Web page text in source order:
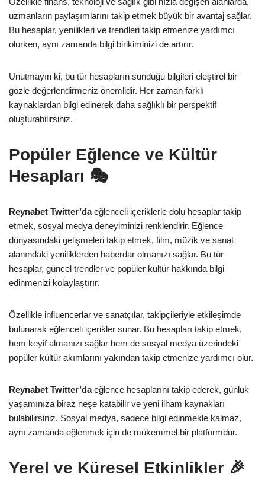
uzmanların paylaşımlarını takip etmek büyük bir avantaj sağlar.
Bu hesaplar, yenilikleri ve trendleri takip etmenize yardımcı
olurken, aynı zamanda bilgi birikiminizi de artırır.
Unutmayın ki, bu tür hesapların sunduğu bilgileri eleştirel bir
gözle değerlendirmeniz önemlidir. Her zaman farklı
kaynaklardan bilgi edinerek daha sağlıklı bir perspektif
oluşturabilirsiniz.
Popüler Eğlence ve Kültür
Hesapları 🎭
Reynabet Twitter’daeğlenceli içeriklerle dolu hesaplar takip
etmek, sosyal medya deneyiminizi renklendirir. Eğlence
dünyasındaki gelişmeleri takip etmek, film, müzik ve sanat
alanındaki yeniliklerden haberdar olmanızı sağlar. Bu tür
hesaplar, güncel trendler ve popüler kültür hakkında bilgi
edinmenizi kolaylaştırır.
Özellikle influencerlar ve sanatçılar, takipçileriyle etkileşimde
bulunarak eğlenceli içerikler sunar. Bu hesapları takip etmek,
hem keyif almanızı sağlar hem de sosyal medya üzerindeki
popüler kültür akımlarını yakından takip etmenize yardımcı olur.
Reynabet Twitter’daeğlence hesaplarını takip ederek, günlük
yaşamınıza biraz neşe katabilir ve yeni ilham kaynakları
bulabilirsiniz. Sosyal medya, sadece bilgi edinmekle kalmaz,
aynı zamanda eğlenmek için de mükemmel bir platformdur.
Yerel ve Küresel Etkinlikler 🎉